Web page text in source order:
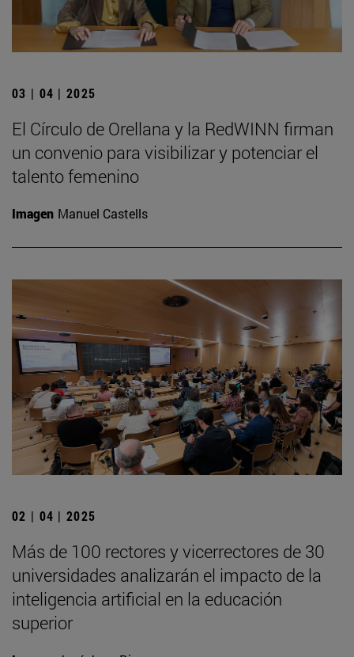
03 | 04 | 2025
El Círculo de Orellana y la RedWINN firman
un convenio para visibilizar y potenciar el
talento femenino
Imagen Manuel Castells
02 | 04 | 2025
Más de 100 rectores y vicerrectores de 30
universidades analizarán el impacto de la
inteligencia artificial en la educación
superior